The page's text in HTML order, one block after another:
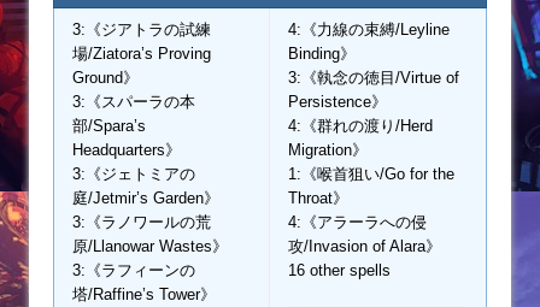
3:《ジアトラの試練
場/Ziatora’s Proving
Ground》
3:《スパーラの本
部/Spara’s
Headquarters》
3:《ジェトミアの
庭/Jetmir’s Garden》
3:《ラノワールの荒
原/Llanowar Wastes》
3:《ラフィーンの
塔/Raffine’s Tower》
4:《力線の束縛/Leyline
Binding》
3:《執念の徳目/Virtue of
Persistence》
4:《群れの渡り/Herd
Migration》
1:《喉首狙い/Go for the
Throat》
4:《アラーラへの侵
攻/Invasion of Alara》
16 other spells